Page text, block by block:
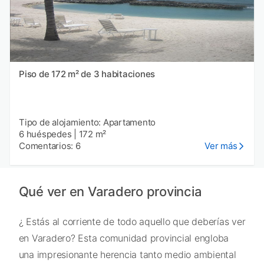
Piso de 172 m² de 3 habitaciones
Tipo de alojamiento: Apartamento
6 huéspedes
172 m²
Comentarios: 6
Ver más
Qué ver en Varadero provincia
¿ Estás al corriente de todo aquello que deberías ver
en Varadero? Esta comunidad provincial engloba
una impresionante herencia tanto medio ambiental